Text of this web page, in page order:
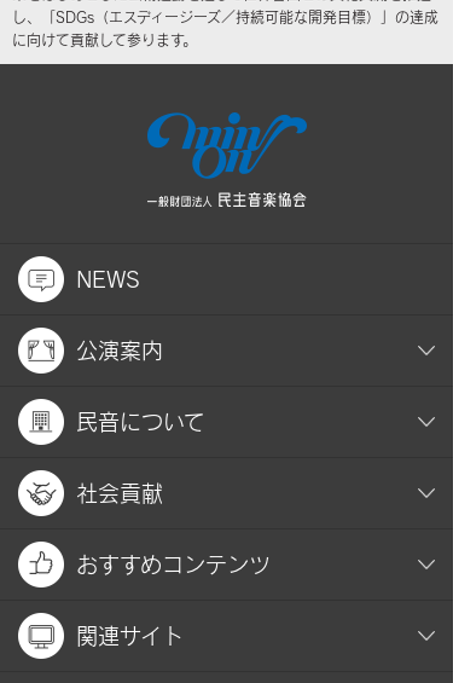
し、「SDGs（エスディージーズ／持続可能な開発目標）」の達成
に向けて貢献して参ります。
NEWS
公演案内
民音について
社会貢献
おすすめコンテンツ
関連サイト